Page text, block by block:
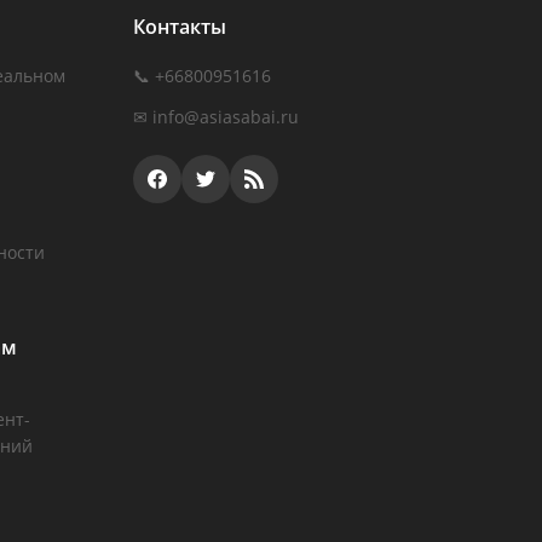
Контакты
📞 +66800951616
✉ info@asiasabai.ru